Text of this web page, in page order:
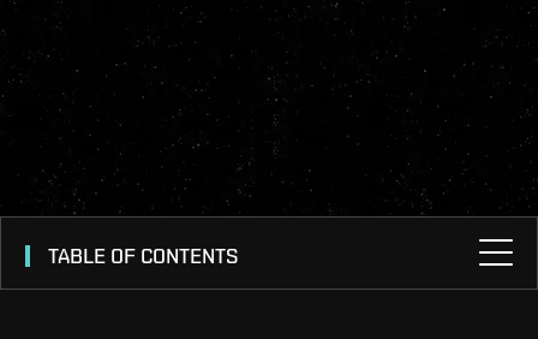
TABLE OF CONTENTS